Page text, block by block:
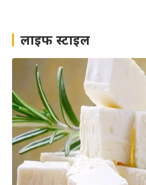
लाइफ स्टाइल